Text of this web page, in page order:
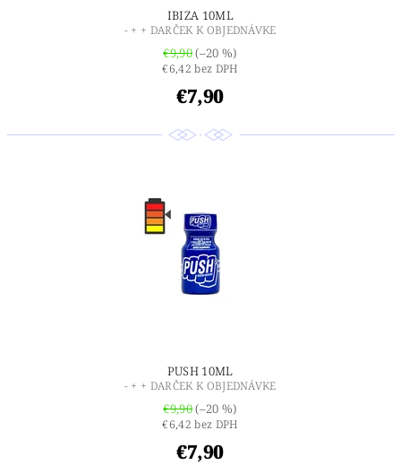
IBIZA 10ML
- + + DARČEK K OBJEDNÁVKE
€9,90(–20 %)
€6,42 bez DPH
€7,90
PUSH 10ML
- + + DARČEK K OBJEDNÁVKE
€9,90(–20 %)
€6,42 bez DPH
€7,90